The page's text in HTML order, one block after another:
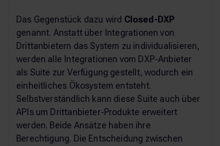
Das Gegenstück dazu wird Closed-DXP
genannt. Anstatt über Integrationen von
Drittanbietern das System zu individualisieren,
werden alle Integrationen vom DXP-Anbieter
als Suite zur Verfügung gestellt, wodurch ein
einheitliches Ökosystem entsteht.
Selbstverständlich kann diese Suite auch über
APIs um Drittanbieter-Produkte erweitert
werden. Beide Ansätze haben ihre
Berechtigung. Die Entscheidung zwischen